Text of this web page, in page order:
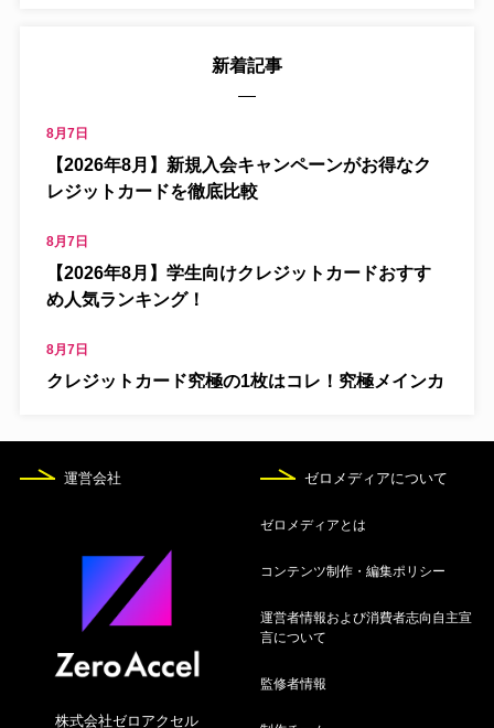
新着記事
8月7日
【2026年8月】新規入会キャンペーンがお得なク
レジットカードを徹底比較
8月7日
【2026年8月】学生向けクレジットカードおすす
め人気ランキング！
8月7日
クレジットカード究極の1枚はコレ！究極メインカ
海外旅行保険付きおすすめクレジットカード13
選！自動付帯や使い方を解説
ゴールドカード人気おすすめ19選！年代別や年会
費無料も紹介
8月7日
運営会社
株式会社ゼロアクセル
ゼロメディアについて
ゼロメディアとは
コンテンツ制作・編集ポリシー
運営者情報および消費者志向自主宣
言について
監修者情報